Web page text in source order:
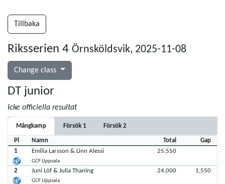
Tillbaka
Riksserien 4 Örnsköldsvik, 2025-11-08
Change class
DT junior
Icke officiella resultat
Mångkamp Försök 1 Försök 2
Pl Namn Total
Gap
1
Emilia Larsson & Linn Alessi
GCF Uppsala
25,550
2 Juni Löf & Julia Thaning
GCF Uppsala
24,000 1,550